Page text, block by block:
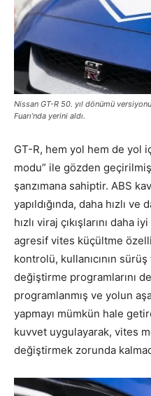
Nissan GT-R 50. yıl dönümü
Fuarı’nda yerini aldı.
GT-R, hem yol hem de yol
modu” ile gözden
şanzımana sahiptir. ABS
yapıldığında, daha hızlı
hızlı viraj çıkışlarını daha
agresif vites küçültme
kontrolü, kullanıcının
değiştirme programlarını
programlanmış ve yolun
yapmayı mümkün hale
kuvvet uygulayarak, vites
değiştirmek zorunda